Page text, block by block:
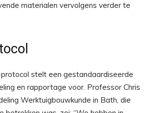
materialen vervolgens verder te
stelt een gestandaardiseerde
en rapportage voor. Professor Chris
Werktuigbouwkunde in Bath, die